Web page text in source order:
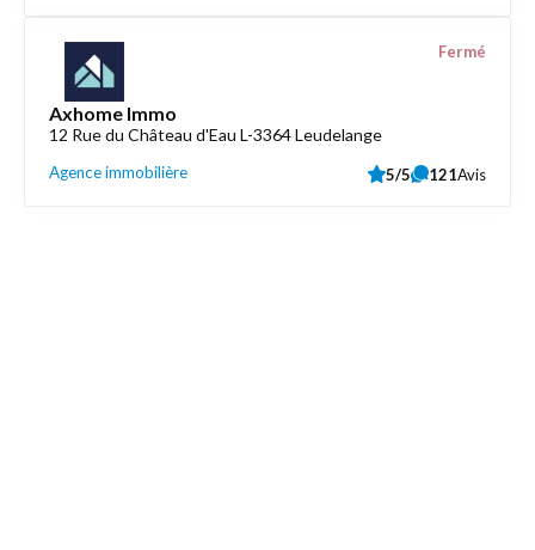
Axhome Immo
12 Rue du Château d'Eau L-3364 Leudelange
Agence immobilière
Fermé
5/5 121Avis